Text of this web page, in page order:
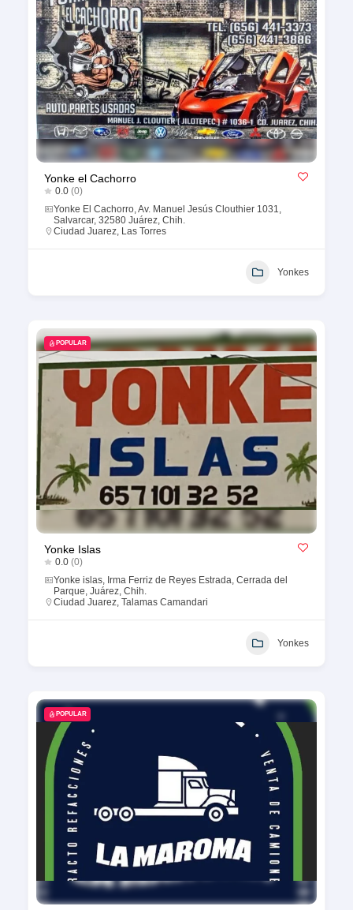
Yonke el Cachorro
0.0 (0)
Yonke El Cachorro, Av. Manuel Jesús Clouthier 1031,
Salvarcar, 32580 Juárez, Chih.
Ciudad Juarez Las Torres
Yonkes
POPULAR
Yonke Islas
0.0 (0)
Yonke islas, Irma Ferriz de Reyes Estrada, Cerrada del
Parque, Juárez, Chih.
Ciudad Juarez Talamas Camandari
Yonkes
POPULAR